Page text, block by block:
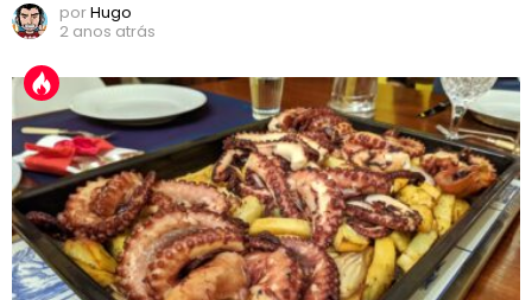
porHugo
2 anos atrás